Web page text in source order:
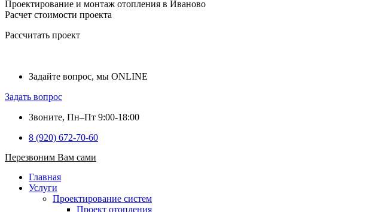
Проектирование и монтаж отопления в Иваново
Расчет стоимости проекта
Рассчитать проект
Задайте вопрос, мы ONLINE
Задать вопрос
Звоните, Пн–Пт 9:00-18:00
8 (920) 672-70-60
Перезвоним Вам сами
Главная
Услуги
Проектирование систем
Проект отопления